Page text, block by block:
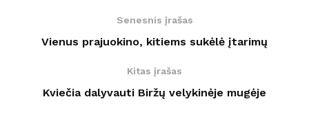
Senesnis įrašas
Vienus prajuokino, kitiems sukėlė įtarimų
Kitas įrašas
Kviečia dalyvauti Biržų velykinėje mugėje